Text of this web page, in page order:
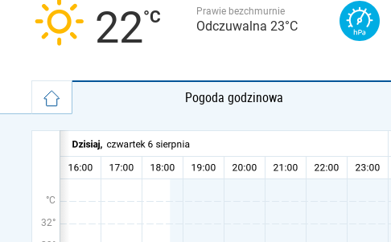
22 Prawie bezchmurnie
Odczuwalna 23°C
Pogoda godzinowa
°C
32°